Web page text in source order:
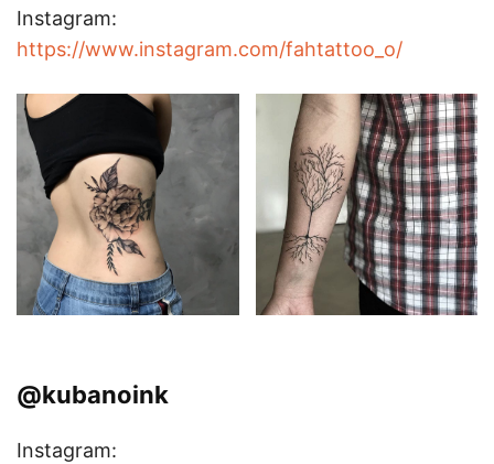
Instagram:
https://www.instagram.com/fahtattoo_o/
@kubanoink
Instagram: